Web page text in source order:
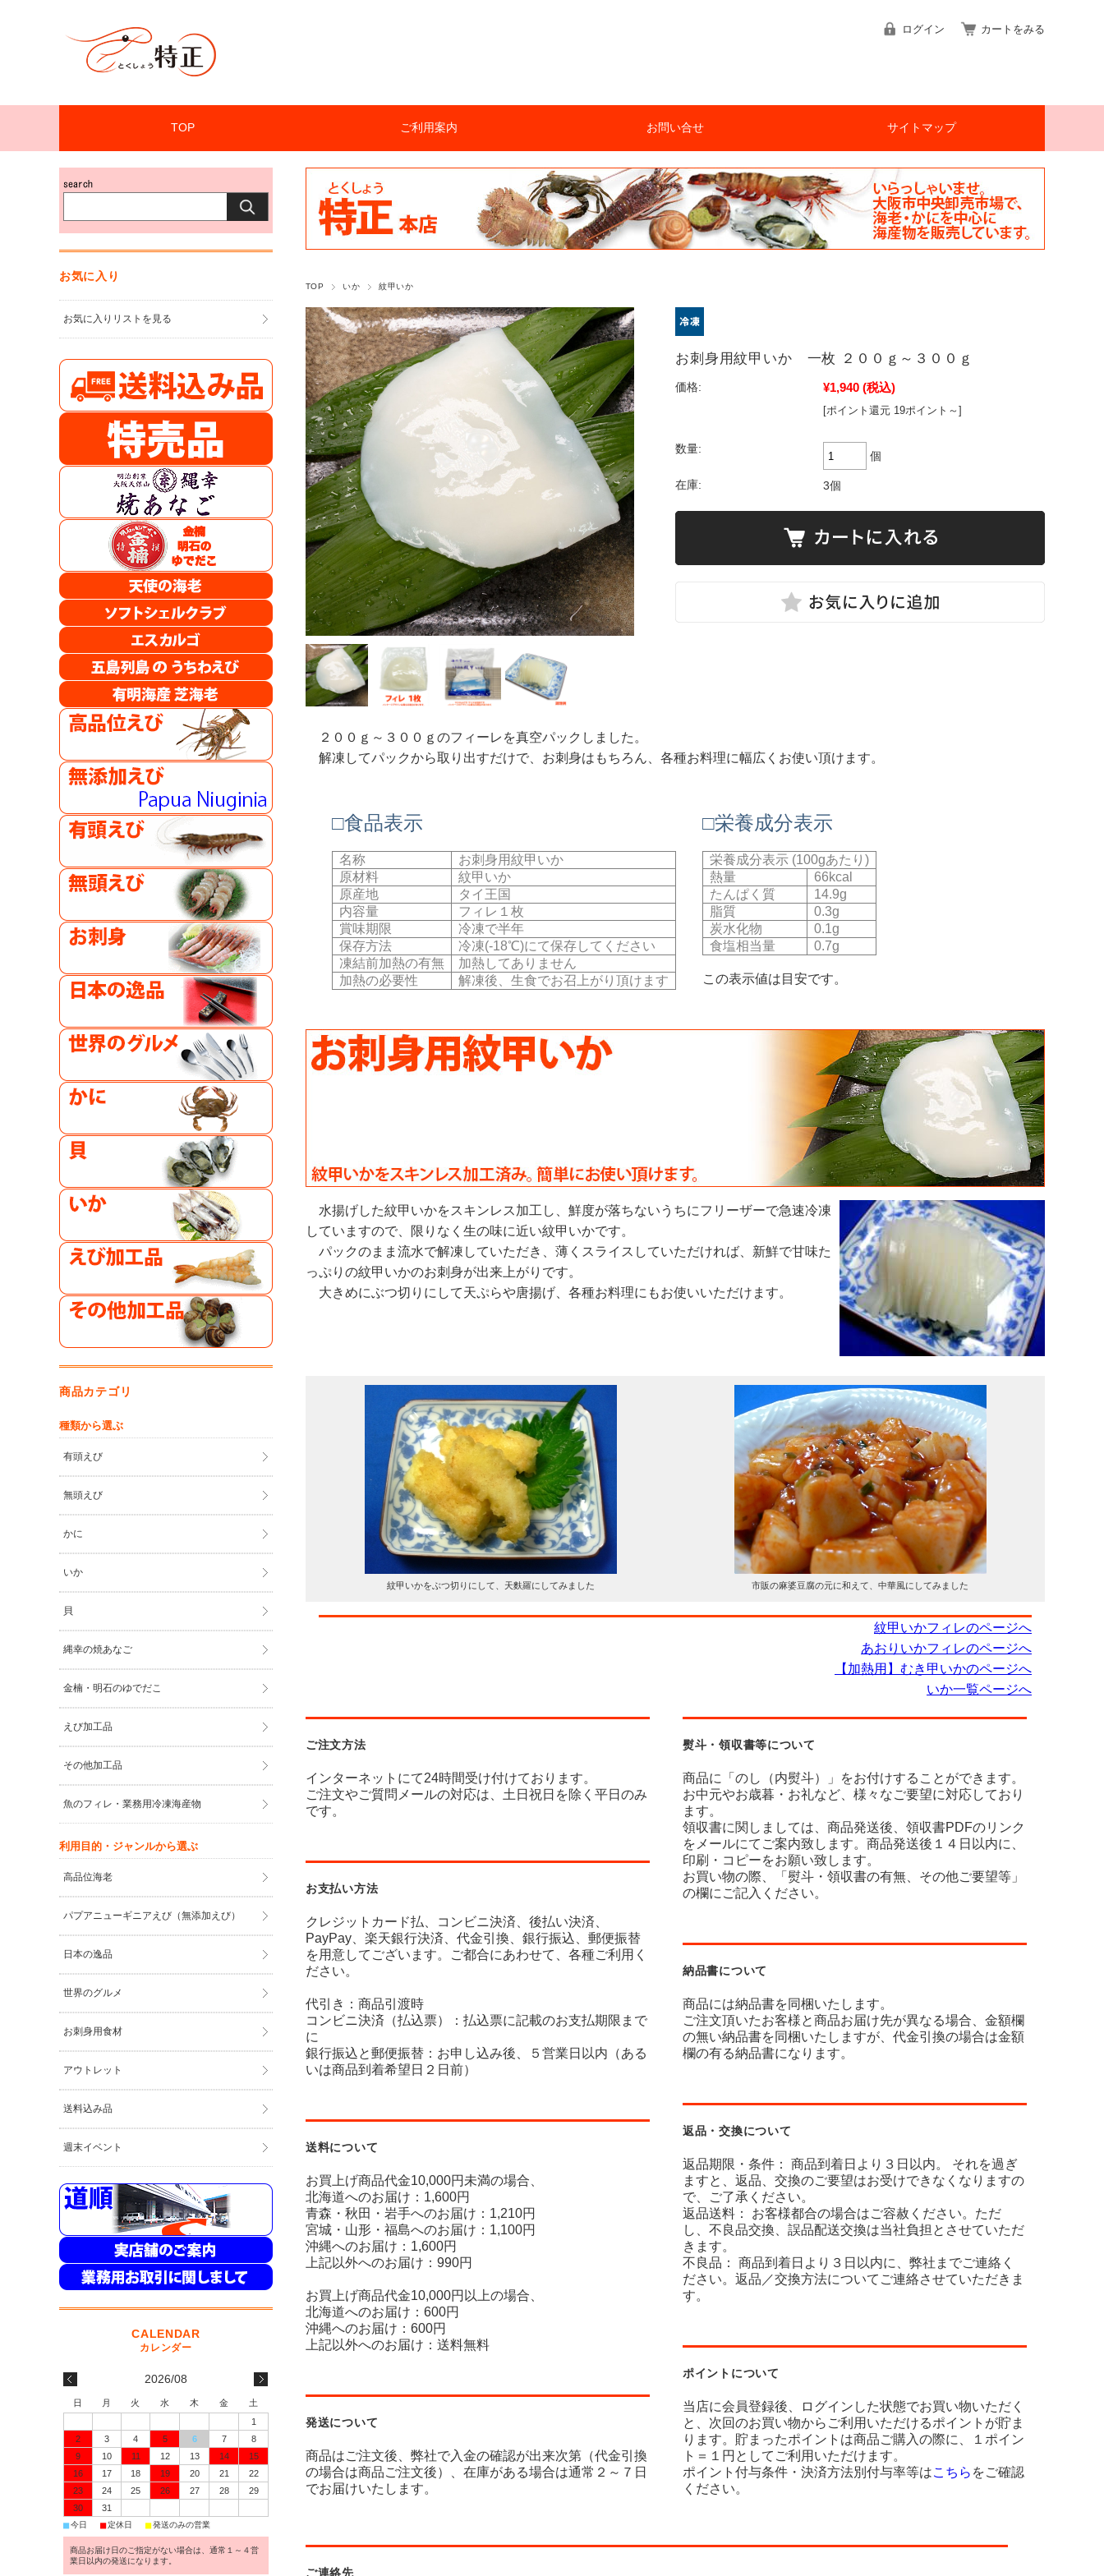
ログイン カートをみる
TOP ご利用案内 お問い合せ サイトマップ
TOP いか 紋甲いか
お刺身用紋甲いか 一枚 ２００ｇ～３００ｇ
価格: ¥1,940 (税込)
[ポイント還元 19ポイント～]
数量:
個
在庫: 3個
２００ｇ～３００ｇのフィーレを真空パックしました。
解凍してパックから取り出すだけで、お刺身はもちろん、各種お料理に幅広くお使い頂けます。
□食品表示
名称
お刺身用紋甲いか
原材料
紋甲いか
原産地
タイ王国
内容量
フィレ１枚
賞味期限
冷凍で半年
保存方法
冷凍(-18℃)にて保存してください
凍結前加熱の有無
加熱してありません
加熱の必要性
解凍後、生食でお召上がり頂けます
□栄養成分表示
栄養成分表示 (100gあたり)
熱量
66kcal
たんぱく質
14.9g
脂質
0.3g
炭水化物
0.1g
食塩相当量
0.7g
この表示値は目安です。
水揚げした紋甲いかをスキンレス加工し、鮮度が落ちないうちにフリーザーで急速冷凍
していますので、限りなく生の味に近い紋甲いかです。
パックのまま流水で解凍していただき、薄くスライスしていただければ、新鮮で甘味た
っぷりの紋甲いかのお刺身が出来上がりです。
大きめにぶつ切りにして天ぷらや唐揚げ、各種お料理にもお使いいただけます。
紋甲いかをぶつ切りにして、天麩羅にしてみました 市販の麻婆豆腐の元に和えて、中華風にしてみました
紋甲いかフィレのページへ
あおりいかフィレのページへ
【加熱用】むき甲いかのページへ
いか一覧ページへ
ご注文方法
インターネットにて24時間受け付けております。
ご注文やご質問メールの対応は、土日祝日を除く平日のみ
です。
お支払い方法
クレジットカード払、コンビニ決済、後払い決済、
PayPay、楽天銀行決済、代金引換、銀行振込、郵便振替
を用意してございます。ご都合にあわせて、各種ご利用く
ださい。
代引き：商品引渡時
コンビニ決済（払込票）：払込票に記載のお支払期限まで
に
銀行振込と郵便振替：お申し込み後、５営業日以内（ある
いは商品到着希望日２日前）
送料について
お買上げ商品代金10,000円未満の場合、
北海道へのお届け：1,600円
青森・秋田・岩手へのお届け：1,210円
宮城・山形・福島へのお届け：1,100円
沖縄へのお届け：1,600円
上記以外へのお届け：990円
お買上げ商品代金10,000円以上の場合、
北海道へのお届け：600円
沖縄へのお届け：600円
上記以外へのお届け：送料無料
発送について
商品はご注文後、弊社で入金の確認が出来次第（代金引換
の場合は商品ご注文後）、在庫がある場合は通常２～７日
でお届けいたします。
熨斗・領収書等について
商品に「のし（内熨斗）」をお付けすることができます。
お中元やお歳暮・お礼など、様々なご要望に対応しており
ます。
領収書に関しましては、商品発送後、領収書PDFのリンク
をメールにてご案内致します。商品発送後１４日以内に、
印刷・コピーをお願い致します。
お買い物の際、「熨斗・領収書の有無、その他ご要望等」
の欄にご記入ください。
納品書について
商品には納品書を同梱いたします。
ご注文頂いたお客様と商品お届け先が異なる場合、金額欄
の無い納品書を同梱いたしますが、代金引換の場合は金額
欄の有る納品書になります。
返品・交換について
返品期限・条件： 商品到着日より３日以内。 それを過ぎ
ますと、返品、交換のご要望はお受けできなくなりますの
で、ご了承ください。
返品送料： お客様都合の場合はご容赦ください。ただ
し、不良品交換、誤品配送交換は当社負担とさせていただ
きます。
不良品： 商品到着日より３日以内に、弊社までご連絡く
ださい。返品／交換方法についてご連絡させていただきま
す。
ポイントについて
当店に会員登録後、ログインした状態でお買い物いただく
と、次回のお買い物からご利用いただけるポイントが貯ま
ります。貯まったポイントは商品ご購入の際に、１ポイン
ト＝１円としてご利用いただけます。
ポイント付与条件・決済方法別付与率等はこちら をご確認
ください。
ご連絡先
お気に入り
お気に入りリストを見る
商品カテゴリ
種類から選ぶ
有頭えび
無頭えび
かに
いか
貝
縄幸の焼あなご
金楠・明石のゆでだこ
えび加工品
その他加工品
魚のフィレ・業務用冷凍海産物
利用目的・ジャンルから選ぶ
高品位海老
パプアニューギニアえび（無添加えび）
日本の逸品
世界のグルメ
お刺身用食材
アウトレット
送料込み品
週末イベント
2026/08
日 月 火 水 木 金
土
1
2
3 4 5 6 7
8
9
10 11 12 13 14
15
16
17 18 19 20 21
22
23
24 25 26 27 28
29
30
31
■今日 ■定休日 ■発送のみの営業
商品お届け日のご指定がない場合は、通常１～４営
業日以内の発送になります。